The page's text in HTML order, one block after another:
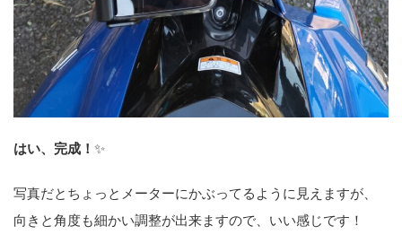
はい、完成！ ✨
写真だとちょっとメーターにかぶってるように見えますが、
向きと角度も細かい調整が出来ますので、いい感じです！